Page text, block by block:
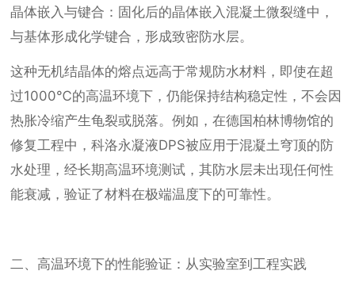
晶体嵌入与键合：固化后的晶体嵌入混凝土微裂缝中，
与基体形成化学键合，形成致密防水层。
这种无机结晶体的熔点远高于常规防水材料，即使在超
过1000℃的高温环境下，仍能保持结构稳定性，不会因
热胀冷缩产生龟裂或脱落。例如，在德国柏林博物馆的
修复工程中，科洛永凝液DPS被应用于混凝土穹顶的防
水处理，经长期高温环境测试，其防水层未出现任何性
能衰减，验证了材料在极端温度下的可靠性。
二、高温环境下的性能验证：从实验室到工程实践